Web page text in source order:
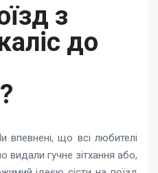
з
до
що всі любителі
видали гучне зітхання або,